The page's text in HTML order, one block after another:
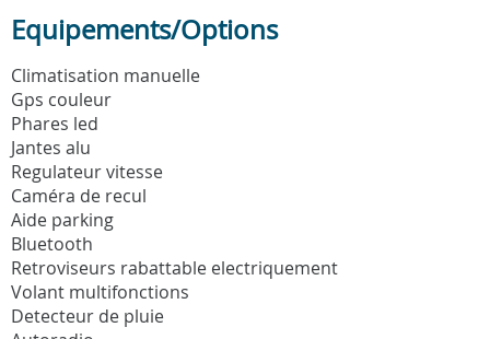
Equipements/Options
Climatisation manuelle
Gps couleur
Phares led
Jantes alu
Regulateur vitesse
Caméra de recul
Aide parking
Bluetooth
Retroviseurs rabattable electriquement
Volant multifonctions
Detecteur de pluie